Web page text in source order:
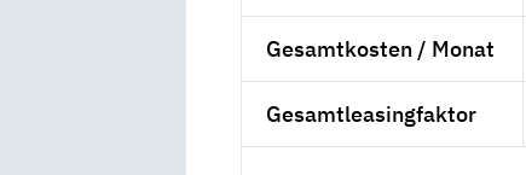
Gesamtkosten / Monat
Gesamtleasingfaktor